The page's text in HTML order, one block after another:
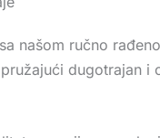
našom ručno
dugotrajan i